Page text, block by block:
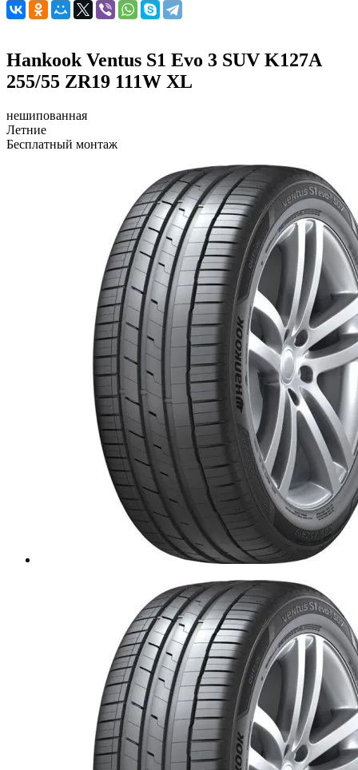
Hankook Ventus S1 Evo 3 SUV K127A
255/55 ZR19 111W XL
нешипованная
Летние
Бесплатный монтаж